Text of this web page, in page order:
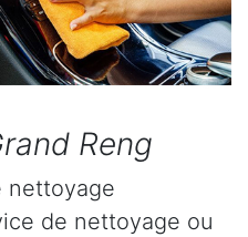
Reng
nettoyage
de nettoyage ou